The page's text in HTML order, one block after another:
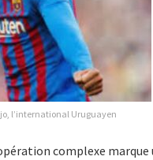
l’international Uruguayen
complexe marque